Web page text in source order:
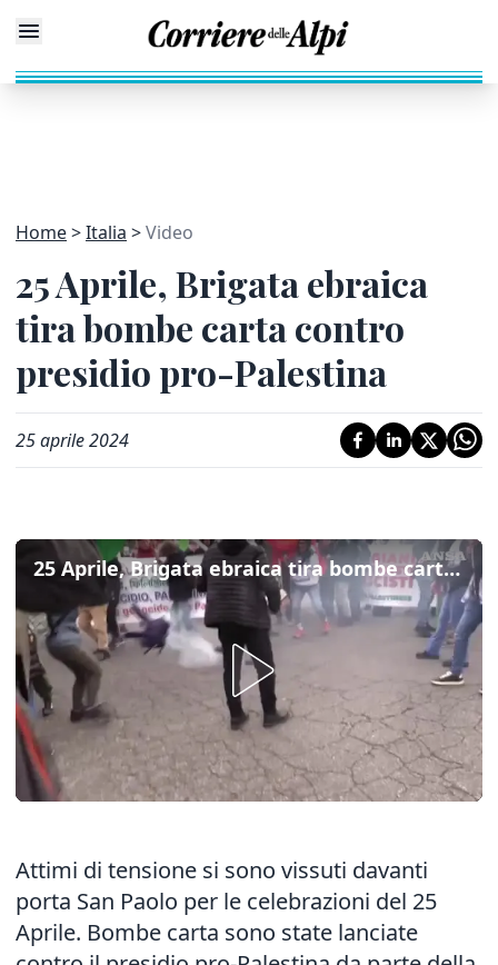
Home Italia Video
25 Aprile, Brigata ebraica
tira bombe carta contro
presidio pro-Palestina
25 aprile 2024
25 Aprile, Brigata ebraica tira bombe carta contro presidio pro-Palestina
Attimi di tensione si sono vissuti davanti
porta San Paolo per le celebrazioni del 25
Aprile. Bombe carta sono state lanciate